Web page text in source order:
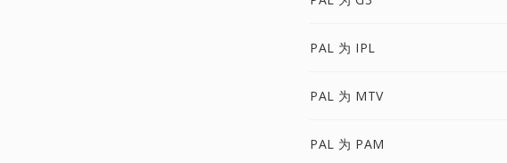
PAL 为 IPL
PAL 为 MTV
PAL 为 PAM